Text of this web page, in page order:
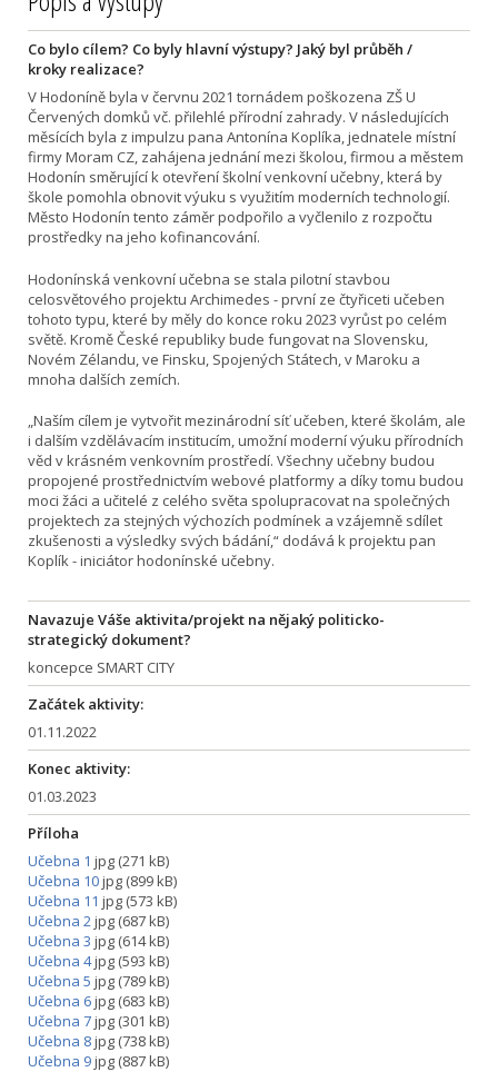
Co bylo cílem? Co byly hlavní výstupy? Jaký byl průběh /
kroky realizace?
V Hodoníně byla v červnu 2021 tornádem poškozena ZŠ U
Červených domků vč. přilehlé přírodní zahrady. V následujících
měsících byla z impulzu pana Antonína Koplíka, jednatele místní
firmy Moram CZ, zahájena jednání mezi školou, firmou a městem
Hodonín směrující k otevření školní venkovní učebny, která by
škole pomohla obnovit výuku s využitím moderních technologií.
Město Hodonín tento záměr podpořilo a vyčlenilo z rozpočtu
prostředky na jeho kofinancování.
Hodonínská venkovní učebna se stala pilotní stavbou
celosvětového projektu Archimedes - první ze čtyřiceti učeben
tohoto typu, které by měly do konce roku 2023 vyrůst po celém
světě. Kromě České republiky bude fungovat na Slovensku,
Novém Zélandu, ve Finsku, Spojených Státech, v Maroku a
mnoha dalších zemích.
„Naším cílem je vytvořit mezinárodní síť učeben, které školám, ale
i dalším vzdělávacím institucím, umožní moderní výuku přírodních
věd v krásném venkovním prostředí. Všechny učebny budou
propojené prostřednictvím webové platformy a díky tomu budou
moci žáci a učitelé z celého světa spolupracovat na společných
projektech za stejných výchozích podmínek a vzájemně sdílet
zkušenosti a výsledky svých bádání,“ dodává k projektu pan
Koplík - iniciátor hodonínské učebny.
Navazuje Váše aktivita/projekt na nějaký politicko-
strategický dokument?
koncepce SMART CITY
Začátek aktivity:
01.11.2022
Konec aktivity:
01.03.2023
Příloha
Učebna 1 jpg (271 kB)
Učebna 10jpg (899 kB)
Učebna 11 jpg (573 kB)
Učebna 2jpg (687 kB)
Učebna 3 jpg (614 kB)
Učebna 4jpg (593 kB)
Učebna 5 jpg (789 kB)
Učebna 6jpg (683 kB)
Učebna 7jpg (301 kB)
Učebna 8jpg (738 kB)
Učebna 9jpg (887 kB)